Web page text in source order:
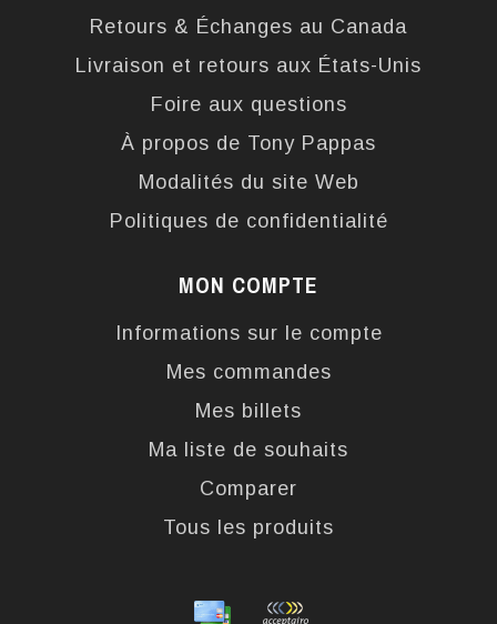
Retours & Échanges au Canada
Livraison et retours aux États-Unis
Foire aux questions
À propos de Tony Pappas
Modalités du site Web
Politiques de confidentialité
MON COMPTE
Informations sur le compte
Mes commandes
Mes billets
Ma liste de souhaits
Comparer
Tous les produits